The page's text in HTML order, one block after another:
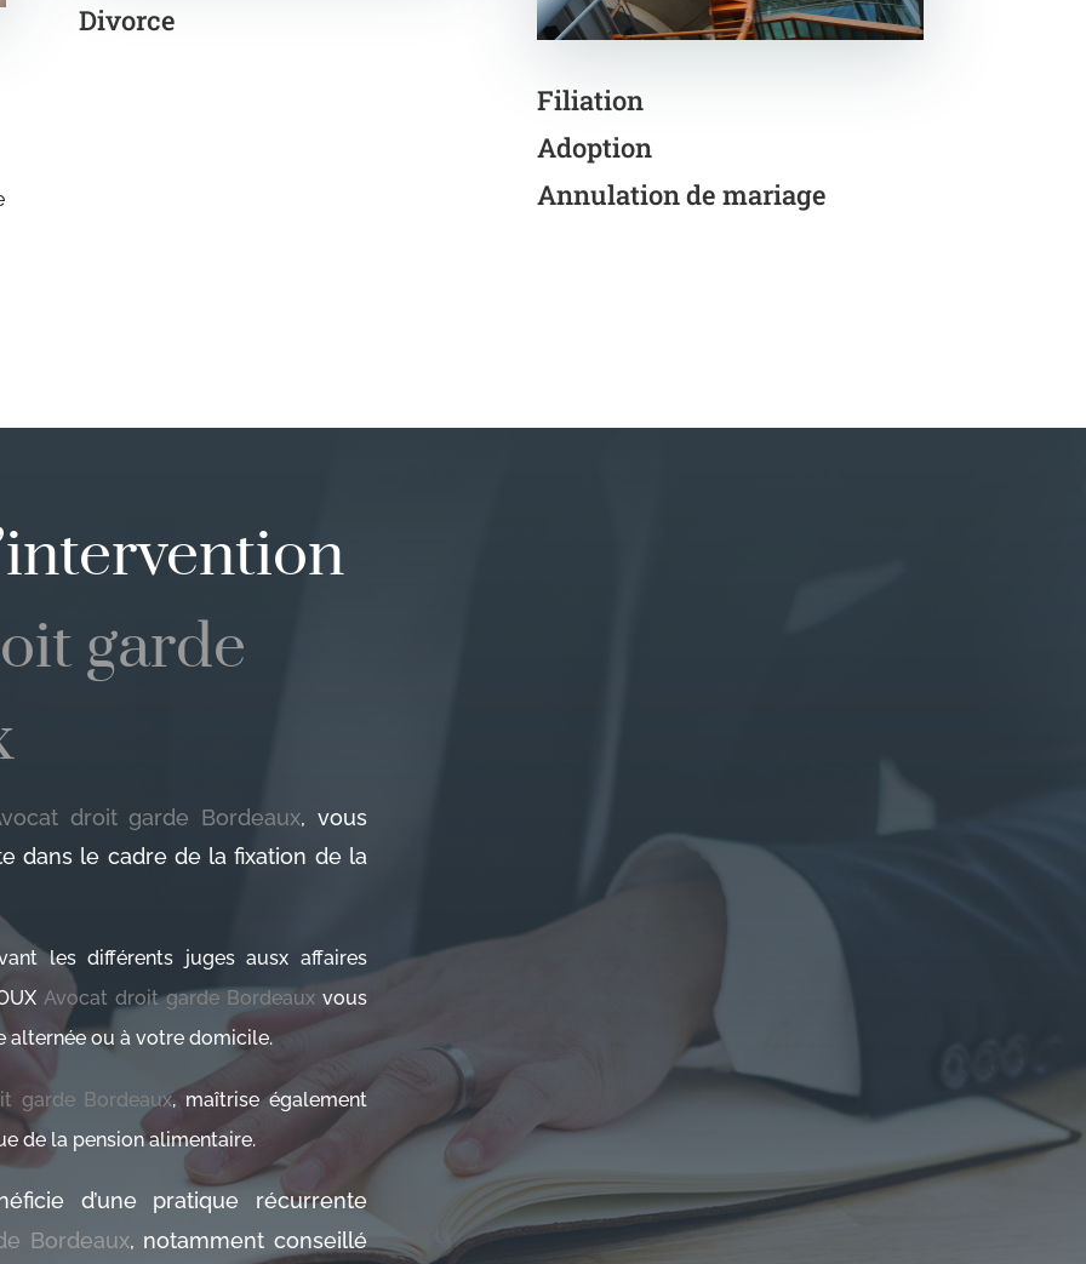
Divorce
Filiation
Adoption
Annulation de mariage
garde
droit garde Bordeaux, vous
dans le cadre de la fixation de la
les différents juges ausx affaires
Avocat droit garde Bordeauxvous
alternée ou à votre domicile.
garde Bordeaux, maîtrise également
de la pension alimentaire.
d’une pratique récurrente
Bordeaux, notamment conseillé